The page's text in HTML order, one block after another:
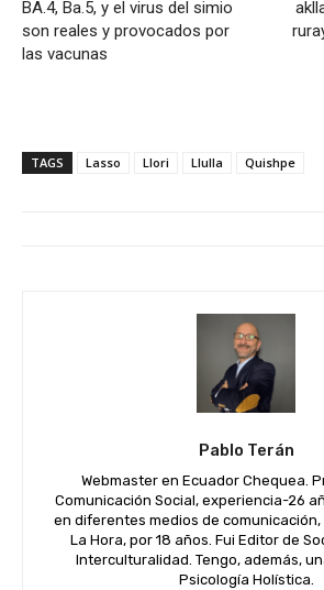
BA.4, Ba.5, y el virus del simio
son reales y provocados por
las vacunas
TAGS Lasso Llori Llulla Quishpe
Pablo Terán
Webmaster en Ecuador Chequea.
Comunicación Social, experiencia-26
en diferentes medios de
La Hora, por 18 años. Fui Editor de
Interculturalidad. Tengo, además,
Psicología Holística.